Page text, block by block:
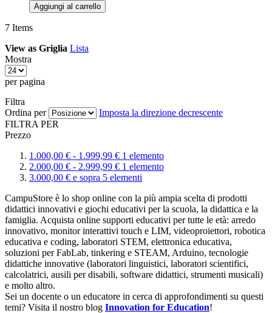
Aggiungi al carrello
7 Items
View as Griglia Lista
Mostra
per pagina
Filtra
Ordina per
Imposta la direzione decrescente
FILTRA PER
Prezzo
1.000,00 € - 1.999,99 € 1 elemento
2.000,00 € - 2.999,99 € 1 elemento
3.000,00 € e sopra 5 elementi
CampuStore è lo shop online con la più ampia scelta di prodotti
didattici innovativi e giochi educativi per la scuola, la didattica e la
famiglia. Acquista online supporti educativi per tutte le età: arredo
innovativo, monitor interattivi touch e LIM, videoproiettori, robotica
educativa e coding, laboratori STEM, elettronica educativa,
soluzioni per FabLab, tinkering e STEAM, Arduino, tecnologie
didattiche innovative (laboratori linguistici, laboratori scientifici,
calcolatrici, ausili per disabili, software didattici, strumenti musicali)
e molto altro.
Sei un docente o un educatore in cerca di approfondimenti su questi
temi? Visita il nostro blog Innovation for Education!